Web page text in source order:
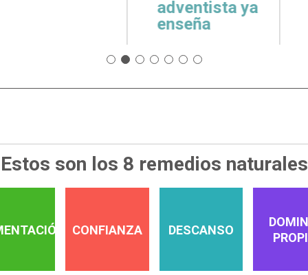
Estos son los 8 remedios naturales
CONFIANZA DESCANSO